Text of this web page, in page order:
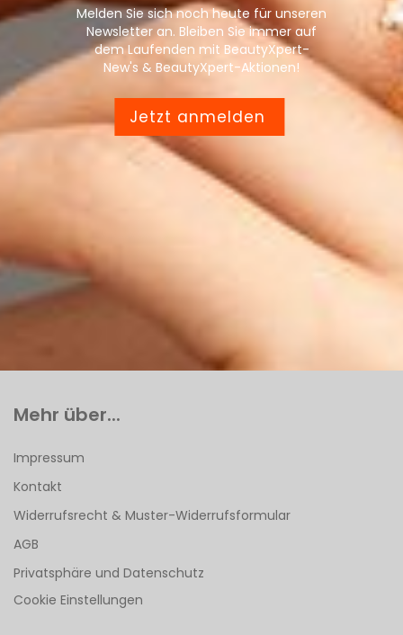
Melden Sie sich noch heute für unseren
Newsletter an. Bleiben Sie immer auf
dem Laufenden mit BeautyXpert-
New's & BeautyXpert-Aktionen!
Jetzt anmelden
Mehr über...
Impressum
Kontakt
Widerrufsrecht & Muster-Widerrufsformular
AGB
Privatsphäre und Datenschutz
Cookie Einstellungen